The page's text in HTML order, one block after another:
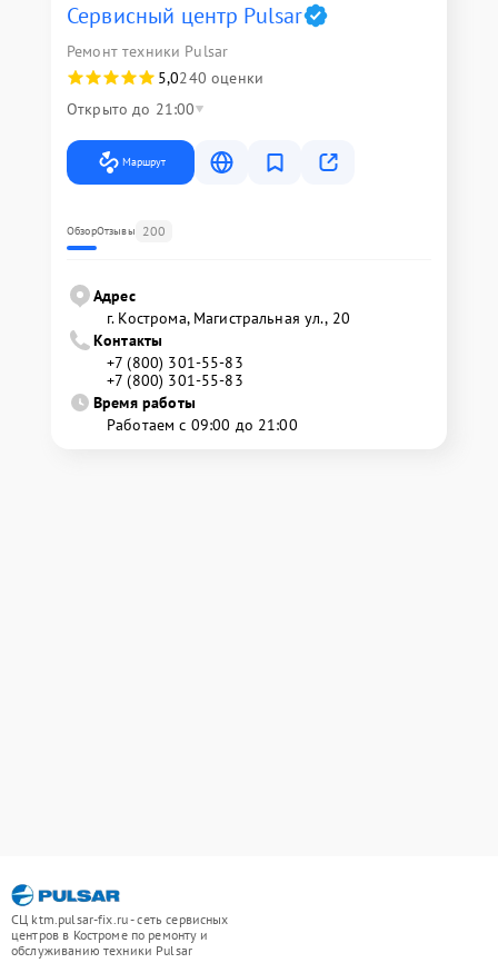
Сервисный центр Pulsar
Ремонт техники Pulsar
5,0240 оценки
Открыто до 21:00
Маршрут
ОбзорОтзывы 200
Адрес
г. Кострома, Магистральная ул., 20
Контакты
+7 (800) 301-55-83
+7 (800) 301-55-83
Время работы
Работаем с 09:00 до 21:00
СЦ ktm.pulsar-fix.ru - сеть сервисных
центров в Костроме по ремонту и
обслуживанию техники Pulsar